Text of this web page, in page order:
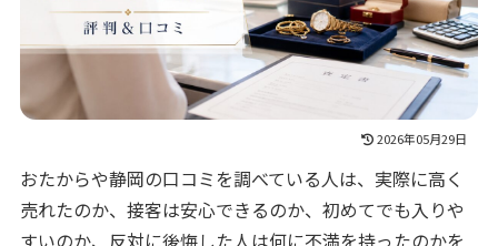
2026年05月29日
おたからや静岡の口コミを調べている人は、実際に高く
売れたのか、接客は安心できるのか、初めてでも入りや